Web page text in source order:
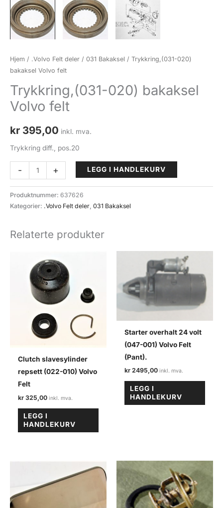
Hjem / .Volvo Felt deler / 031 Bakaksel / Trykkring,(031-020)
bakaksel Volvo felt
Trykkring,(031-020) bakaksel
Volvo felt
kr 395,00 inkl. mva.
Trykkring diff., pos.20
-
Trykkring,
(031-
020)
bakaksel
felt
+ LEGG I HANDLEKURV
Produktnummer: 637626
Kategorier: .Volvo Felt deler 031 Bakaksel
Relaterte produkter
Clutch slavesylinder
repsett (022-010) Volvo
Felt
kr 325,00
LEGG I
HANDLEKURV
Starter overhalt 24 volt
(047-001) Volvo Felt
(Pant).
kr 2495,00
LEGG I
HANDLEKURV